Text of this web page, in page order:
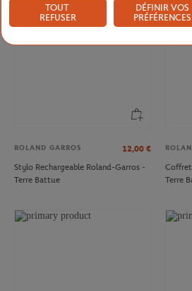
ROLAND GARROS 12,00 €
Stylo Rechargeable Roland-Garros -
Terre Battue
Coffret
Terre
TOUT
REFUSER
DÉFINIR VOS
PRÉFÉRENCES